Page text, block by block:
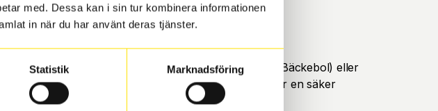
med. Dessa kan i sin tur kombinera informationen
in när du har använt deras tjänster.
Statistik Marknadsföring
däckverkstäder i Göteborg. Välj mellan Hisingen (Bäckebol) eller
byter dina däck ser vi till att de uppfyller alla krav för en säker